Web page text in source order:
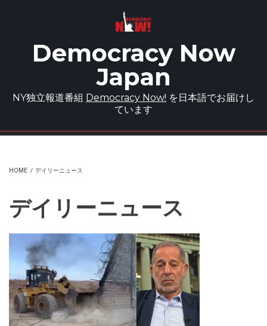
Democracy Now
Japan
NY独立報道番組 Democracy Now! を日本語でお届けし
ています
HOME / デイリーニュース
デイリーニュース